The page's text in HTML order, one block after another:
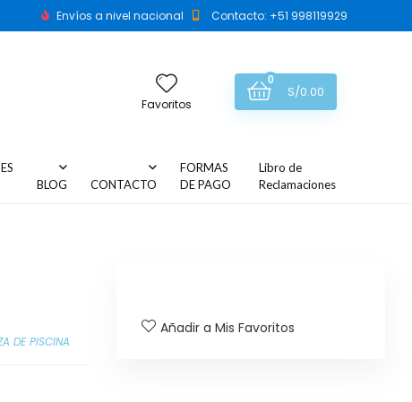
Envíos a nivel nacional Contacto: +51 998119929
Favoritos
0
S/0.00
BLOG
CONTACTO
FORMAS
DE PAGO
Libro de
Reclamaciones
DE PISCINA
Añadir a Mis Favoritos